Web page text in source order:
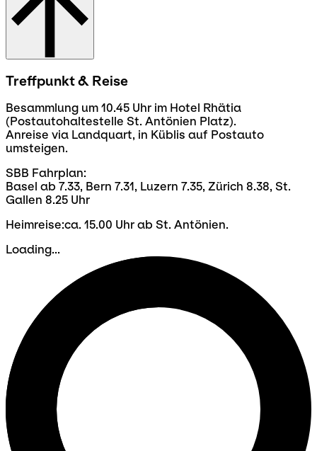
Treffpunkt & Reise
Besammlung um 10.45 Uhr im Hotel Rhätia
(Postautohaltestelle St. Antönien Platz).
Anreise via Landquart, in Küblis auf Postauto
umsteigen.
SBB Fahrplan:
Basel ab 7.33, Bern 7.31, Luzern 7.35, Zürich 8.38, St.
Gallen 8.25 Uhr
Heimreise:ca. 15.00 Uhr ab St. Antönien.
Loading...